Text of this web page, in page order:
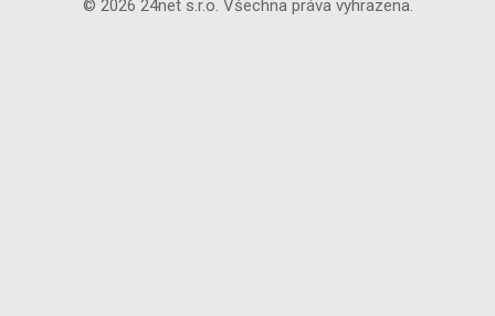
© 2026 24net s.r.o. Všechna práva vyhrazena.